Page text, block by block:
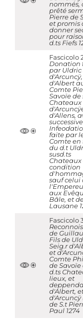
nommés,
prêté
Pierre de
et promis
donner
pour
d.ts Fiefs
Fascicolo
Donation
par Uldric
d'Albert
Comte
Savoïe de
Chateaux
d'Allens,
successive
faite par
Comte en
du d.t
susd.ts
Chateaux
condition
sauf celui
aux
Bâle, et
Lausane
Fascicolo
de
Fils de
Seig.r
et
Comte
de Savoïe
d.ts
lieux, et
d'Albert,
d'Arcuncÿ
de S.t
Paul 1274